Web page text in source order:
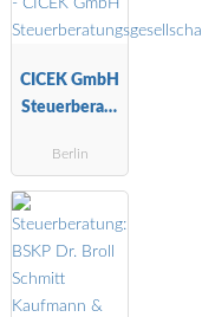
CICEK GmbH
Steuerberatu
ft
Berlin